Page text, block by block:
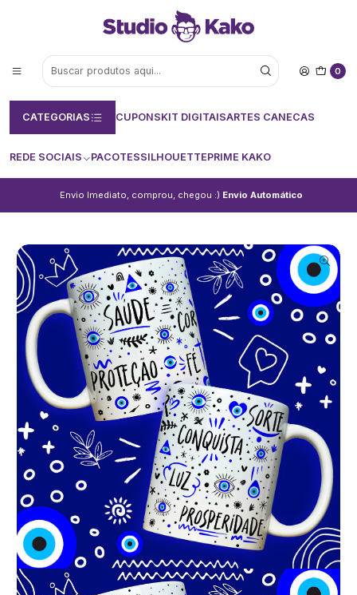
0
CATEGORIAS CUPONSKIT DIGITAISARTES CANECAS
REDE SOCIAIS PACOTESSILHOUETTEPRIME KAKO
Envio Imediato, comprou, chegou :) Envio Automático